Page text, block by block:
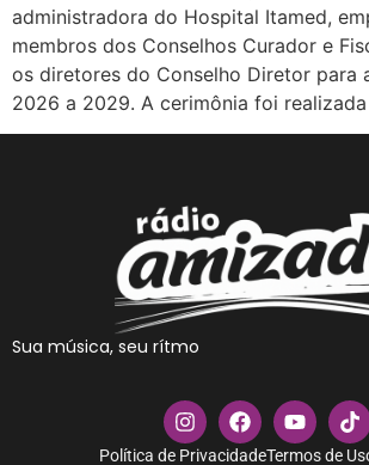
administradora do Hospital Itamed,
membros dos Conselhos Curador e
os diretores do Conselho Diretor para
2026 a 2029. A cerimônia foi
Sua música, seu rítmo
Política de PrivacidadeTermos de